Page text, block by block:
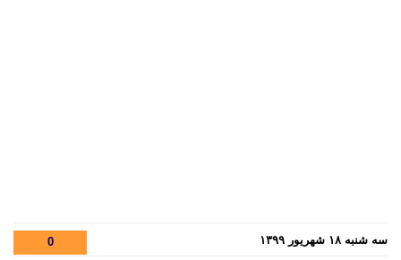
سه شنبه ۱۸ شهریور ۱۳۹۹ 0